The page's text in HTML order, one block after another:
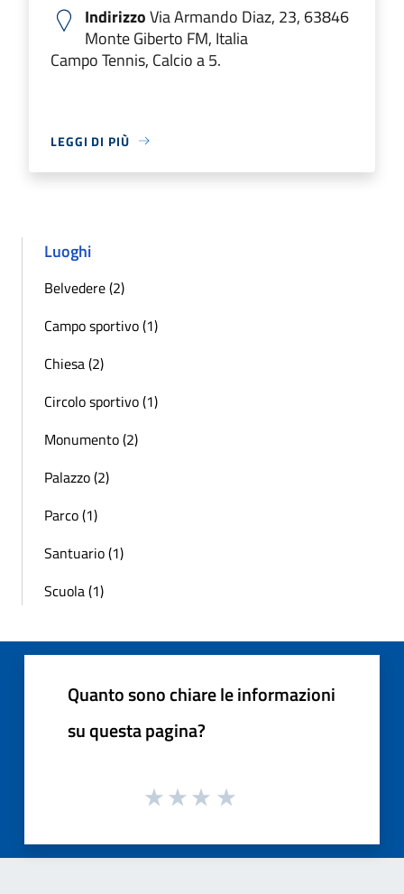
IndirizzoVia Armando Diaz, 23, 63846
Monte Giberto FM, Italia
Campo Tennis, Calcio a 5.
LEGGI DI PIÙ
Luoghi
Belvedere (2)
Campo sportivo (1)
Chiesa (2)
Circolo sportivo (1)
Monumento (2)
Palazzo (2)
Parco (1)
Santuario (1)
Scuola (1)
Quanto sono chiare le informazioni
su questa pagina?